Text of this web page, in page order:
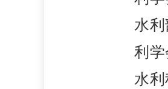
水
利
水